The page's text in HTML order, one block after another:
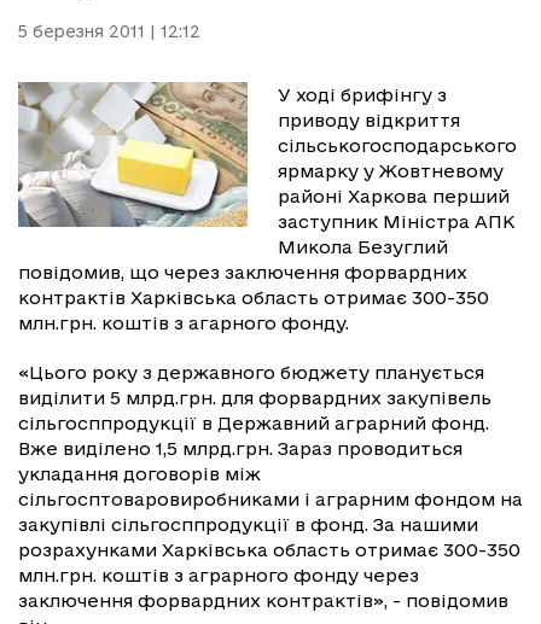
5 березня 2011 | 12:12
У ході брифінгу з
приводу відкриття
сільськогосподарського
ярмарку у Жовтневому
районі Харкова перший
заступник Міністра АПК
Микола Безуглий
повідомив, що через заключення форвардних
контрактів Харківська область отримає 300-350
млн.грн. коштів з агарного фонду.
«Цього року з державного бюджету планується
виділити 5 млрд.грн. для форвардних закупівель
сільгосппродукції в Державний аграрний фонд.
Вже виділено 1,5 млрд.грн. Зараз проводиться
укладання договорів між
сільгосптоваровиробниками і аграрним фондом на
закупівлі сільгосппродукції в фонд. За нашими
розрахунками Харківська область отримає 300-350
млн.грн. коштів з аграрного фонду через
заключення форвардних контрактів», - повідомив